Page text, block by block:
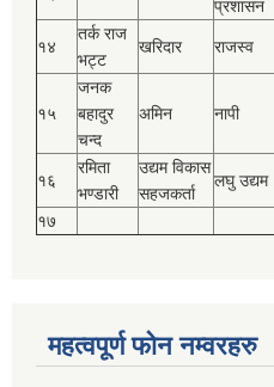
प्रशासन
१४
तर्क राज
भट्ट
खरिदार राजस्‍व
१५
जनक
बहादुर
चन्द
अमिन नापी
१६
रमिता
भण्डारी
उद्यम विकास
सहजकर्ता
लघु उद्यम
१७
महत्वपूर्ण फोन नम्वरहरु